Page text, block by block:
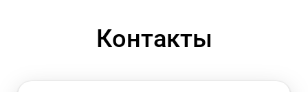
Контакты